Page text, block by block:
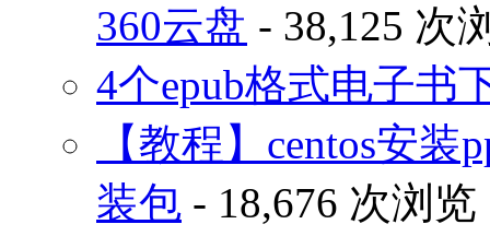
360云盘 - 38,125 次
4个epub格式电子书
【教程】centos安
装包 - 18,676 次浏览